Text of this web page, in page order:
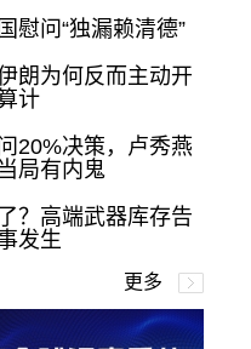
慰问“独漏赖清德”
朗为何反而主动开
计
20%决策，卢秀燕
局有内鬼
？高端武器库存告
发生
更多